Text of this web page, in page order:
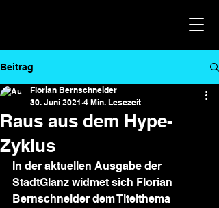
Beitrag
Raus aus dem Hype-
Zyklus
Florian Bernschneider
30. Juni 2021 4 Min. Lesezeit
In der aktuellen Ausgabe der
StadtGlanz widmet sich Florian
Bernschneider dem Titelthema